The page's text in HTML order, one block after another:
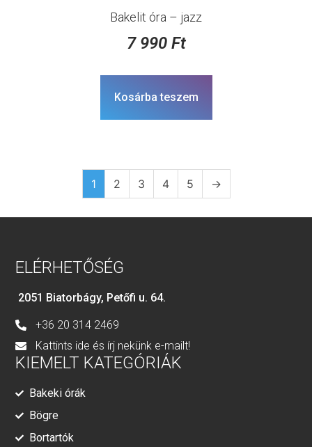
Bakelit óra – jazz
7 990 Ft
Kosárba teszem
1 2 3 4 5 →
ELÉRHETŐSÉG
2051 Biatorbágy, Petőfi u. 64.
+36 20 314 2469
Kattints ide és írj nekünk e-mailt!
KIEMELT KATEGÓRIÁK
Bakeki órák
Bögre
Bortartók